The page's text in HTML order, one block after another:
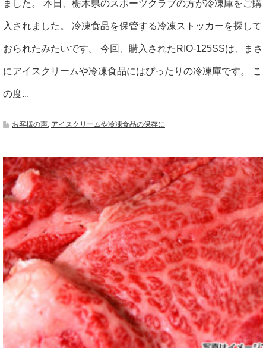
ました。 本日、栃木県のスポーツクラブの方が冷凍庫をご購
入されました。 冷凍食品を保管する冷凍ストッカーを探して
おられたみたいです。 今回、購入されたRIO-125SSは、まさ
にアイスクリームや冷凍食品にはぴったりの冷凍庫です。 こ
の度...
お客様の声, アイスクリームや冷凍食品の保存に